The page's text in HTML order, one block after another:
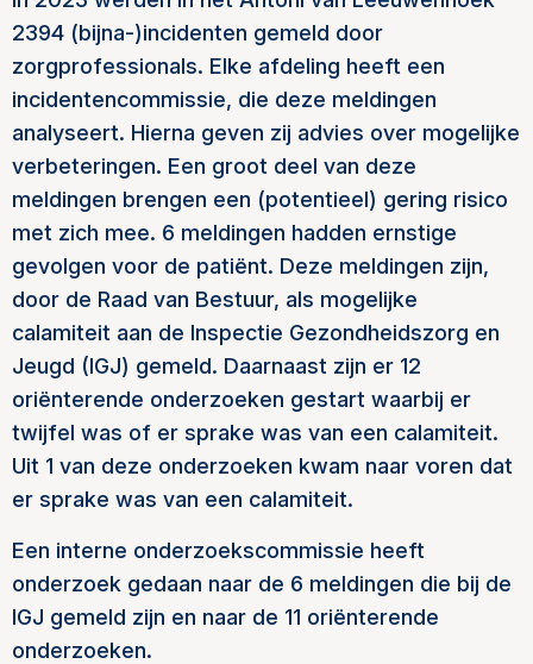
2394 (bijna-)incidenten gemeld door
zorgprofessionals. Elke afdeling heeft een
incidentencommissie, die deze meldingen
analyseert. Hierna geven zij advies over mogelijke
verbeteringen. Een groot deel van deze
meldingen brengen een (potentieel) gering risico
met zich mee. 6 meldingen hadden ernstige
gevolgen voor de patiënt. Deze meldingen zijn,
door de Raad van Bestuur, als mogelijke
calamiteit aan de Inspectie Gezondheidszorg en
Jeugd (IGJ) gemeld. Daarnaast zijn er 12
oriënterende onderzoeken gestart waarbij er
twijfel was of er sprake was van een calamiteit.
Uit 1 van deze onderzoeken kwam naar voren dat
er sprake was van een calamiteit.
Een interne onderzoekscommissie heeft
onderzoek gedaan naar de 6 meldingen die bij de
IGJ gemeld zijn en naar de 11 oriënterende
onderzoeken.